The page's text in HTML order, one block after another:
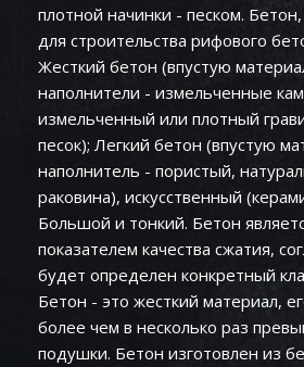
плотной начинки - песком.
для строительства рифового
Жесткий бетон (впустую
наполнители - измельченные
измельченный или плотный
песок); Легкий бетон (впустую
наполнитель - пористый,
раковина), искусственный
Большой и тонкий. Бетон
показателем качества сжатия,
будет определен конкретный
Бетон - это жесткий материал,
более чем в несколько раз
подушки. Бетон изготовлен из